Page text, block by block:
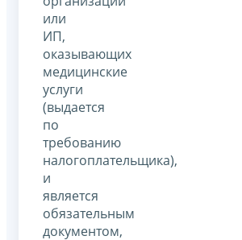
или
ИП,
оказывающих
медицинские
услуги
(выдается
по
требованию
налогоплательщика),
и
является
обязательным
документом,